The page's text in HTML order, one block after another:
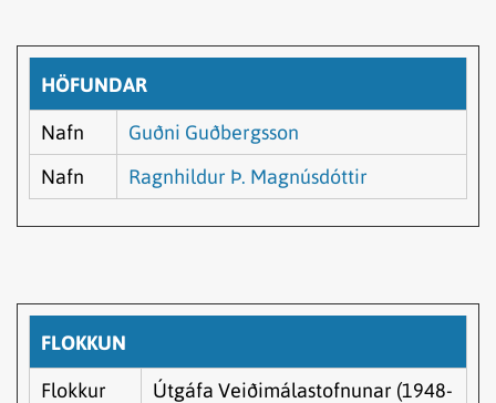
HÖFUNDAR
Nafn
Guðni Guðbergsson
Nafn
Ragnhildur Þ. Magnúsdóttir
FLOKKUN
Flokkur
Útgáfa Veiðimálastofnunar (1948-